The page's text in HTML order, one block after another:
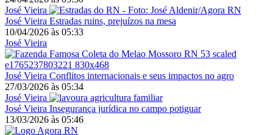
José Vieira
José Vieira Estradas ruins, prejuízos na mesa
10/04/2026 às 05:33
José Vieira
José Vieira Conflitos internacionais e seus impactos no agro
27/03/2026 às 05:34
José Vieira
José Vieira Insegurança jurídica no campo potiguar
13/03/2026 às 05:46